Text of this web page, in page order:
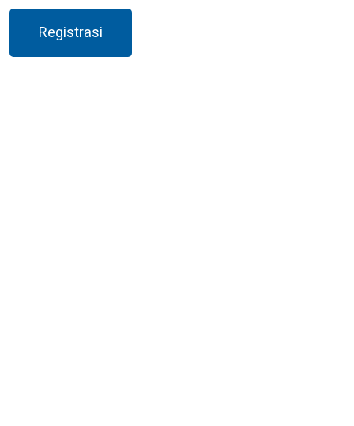
Registrasi